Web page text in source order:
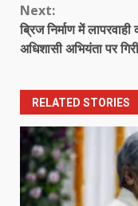
Next:
ब्रिज निर्माण में
अधिशासी अभियंता पर
RELATED STORIES